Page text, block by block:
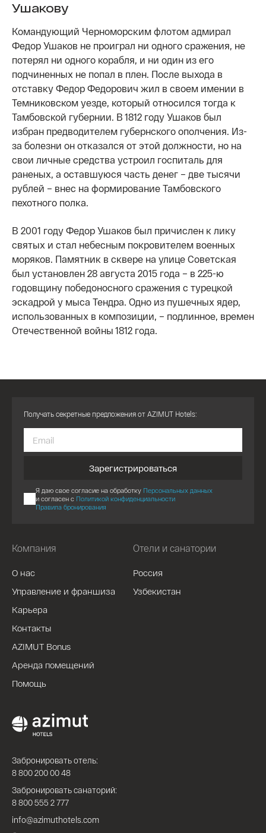
Ушакову
Командующий Черноморским флотом адмирал
Федор Ушаков не проиграл ни одного сражения, не
потерял ни одного корабля, и ни один из его
подчиненных не попал в плен. После выхода в
отставку Федор Федорович жил в своем имении в
Темниковском уезде, который относился тогда к
Тамбовской губернии. В 1812 году Ушаков был
избран предводителем губернского ополчения. Из-
за болезни он отказался от этой должности, но на
свои личные средства устроил госпиталь для
раненых, а оставшуюся часть денег – две тысячи
рублей – внес на формирование Тамбовского
пехотного полка.
В 2001 году Федор Ушаков был причислен к лику
святых и стал небесным покровителем военных
моряков. Памятник в сквере на улице Советская
был установлен 28 августа 2015 года – в 225-ю
годовщину победоносного сражения с турецкой
эскадрой у мыса Тендра. Одно из пушечных ядер,
использованных в композиции, – подлинное, времен
Отечественной войны 1812 года.
Компания
О нас
Управление и франшиза
Карьера
Контакты
AZIMUT Bonus
Аренда помещений
Помощь
Отели и санатории
Россия
Узбекистан
Получать секретные предложения от AZIMUT Hotels:
Зарегистрироваться
Я даю свое согласие на обработку Персональных данных
и согласен с Политикой конфиденциальности
Правила бронирования
Забронировать отель:
8 800 200 00 48
Забронировать санаторий:
8 800 555 2 777
info@azimuthotels.com